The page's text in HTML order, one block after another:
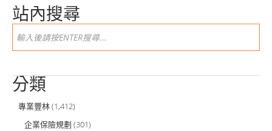
站內搜尋
分類
專業豐林(1,412)
企業保險規劃 (301)